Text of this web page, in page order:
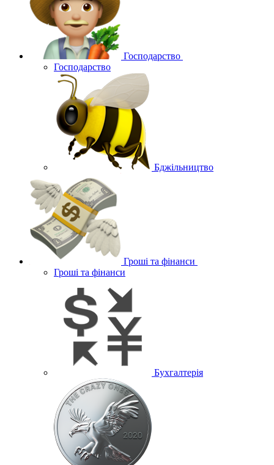
Господарство
Господарство
Бджільництво
Гроші та фінанси
Гроші та фінанси
Бухгалтерія